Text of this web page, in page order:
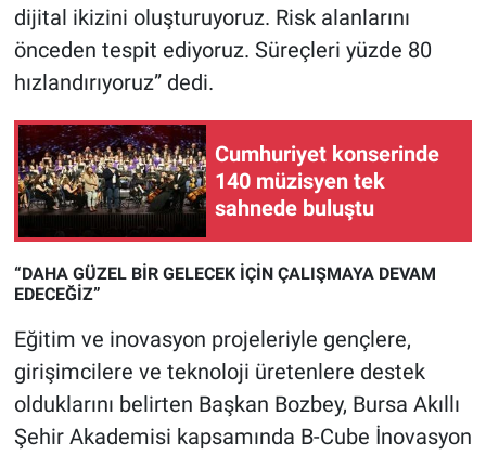
dijital ikizini oluşturuyoruz. Risk alanlarını
önceden tespit ediyoruz. Süreçleri yüzde 80
hızlandırıyoruz” dedi.
Cumhuriyet konserinde
140 müzisyen tek
sahnede buluştu
“DAHA GÜZEL BİR GELECEK İÇİN ÇALIŞMAYA DEVAM
EDECEĞİZ”
Eğitim ve inovasyon projeleriyle gençlere,
girişimcilere ve teknoloji üretenlere destek
olduklarını belirten Başkan Bozbey, Bursa Akıllı
Şehir Akademisi kapsamında B-Cube İnovasyon